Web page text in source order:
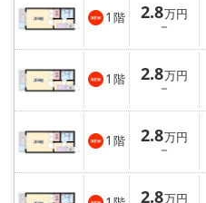
1 階 2.8万円
－
1 階 2.8万円
－
1 階 2.8万円
－
2.8万円